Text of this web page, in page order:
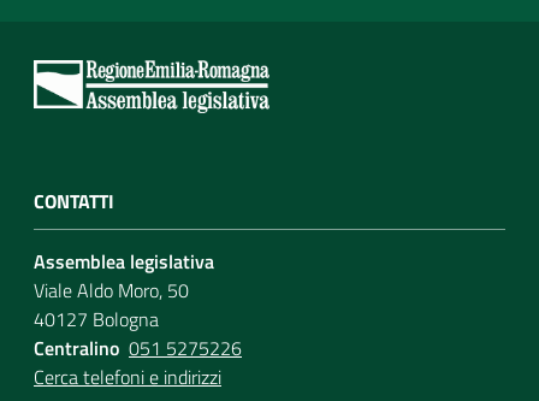
CONTATTI
Assemblea legislativa
Viale Aldo Moro, 50
40127 Bologna
Centralino 051 5275226
Cerca telefoni e indirizzi